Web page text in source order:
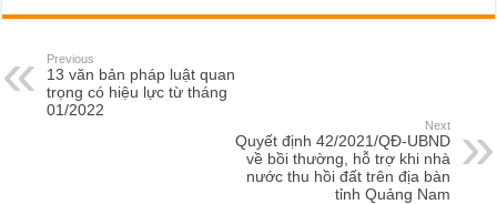
Previous
13 văn bản pháp luật quan
trọng có hiệu lực từ tháng
01/2022
Next
Quyết định 42/2021/QĐ-UBND
về bồi thường, hỗ trợ khi nhà
nước thu hồi đất trên địa bàn
tỉnh Quảng Nam